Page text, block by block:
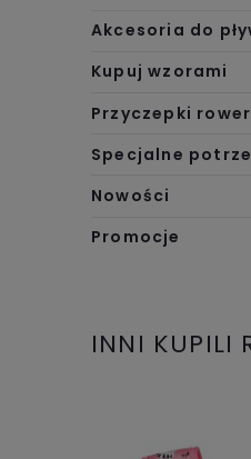
Akcesoria do
Kupuj wzorami
Przyczepki
Specjalne
Nowości
Promocje
INNI KUPILI